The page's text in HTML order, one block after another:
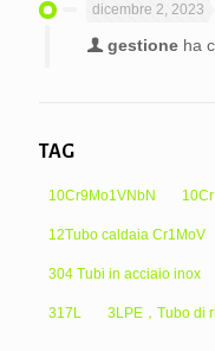
dicembre 2, 2023
gestione ha
TAG
10Cr9Mo1VNbN
12Tubo caldaia Cr1MoV
304 Tubi in acciaio inox
317L 3LPE，Tubo di